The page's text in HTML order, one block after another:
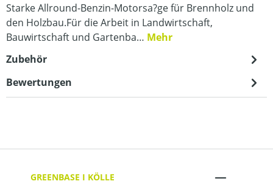
Starke Allround-Benzin-Motorsa?ge für Brennholz und
den Holzbau.Für die Arbeit in Landwirtschaft,
Bauwirtschaft und Gartenba… Mehr
Zubehör
Bewertungen
GREENBASE I KÖLLE